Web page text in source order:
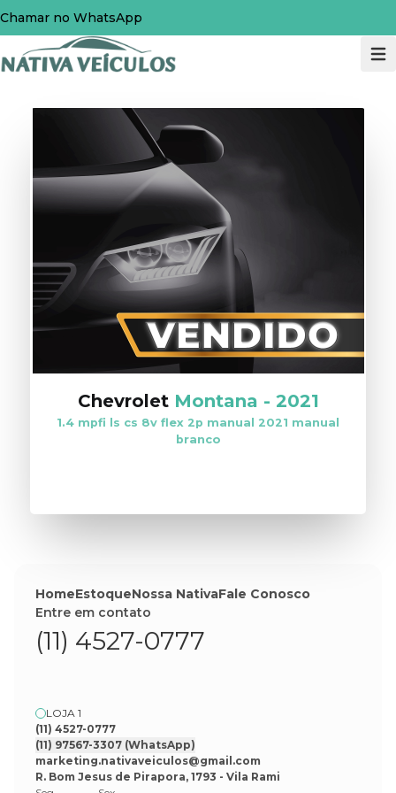
Chamar no WhatsApp
Chevrolet Montana - 2021
1.4 mpfi ls cs 8v flex 2p manual 2021 manual
branco
HomeEstoqueNossa NativaFale Conosco
Entre em contato
(11) 4527-0777
LOJA 1
(11) 4527-0777
(11) 97567-3307 (WhatsApp)
marketing.nativaveiculos@gmail.com
R. Bom Jesus de Pirapora, 1793 - Vila Rami